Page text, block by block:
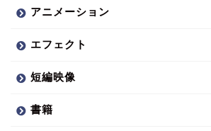
アニメーション
エフェクト
短編映像
書籍